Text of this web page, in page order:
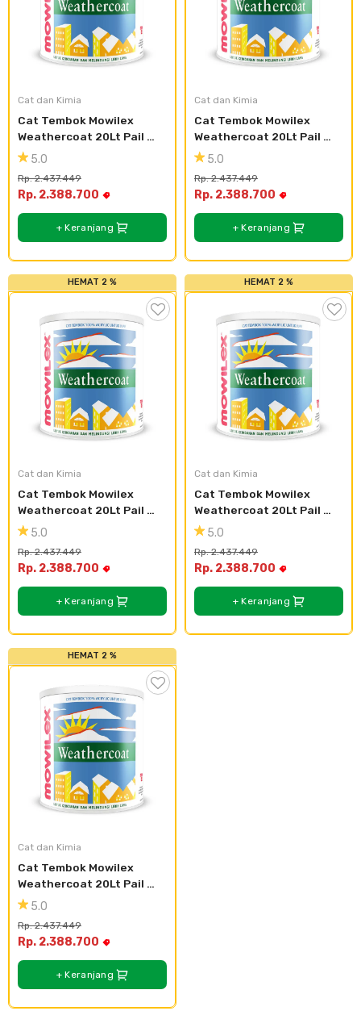
Cat dan Kimia
Cat Tembok Mowilex
Weathercoat 20Lt Pail
Plastik - Buttercup
5.0
Rp. 2.437.449
Rp. 2.388.700
+ Keranjang
Cat dan Kimia
Cat Tembok Mowilex
Weathercoat 20Lt Pail
Plastik - Kuta
5.0
Rp. 2.437.449
Rp. 2.388.700
+ Keranjang
HEMAT 2 %
Cat dan Kimia
Cat Tembok Mowilex
Weathercoat 20Lt Pail
Plastik - Morning Dew
5.0
Rp. 2.437.449
Rp. 2.388.700
+ Keranjang
HEMAT 2 %
Cat dan Kimia
Cat Tembok Mowilex
Weathercoat 20Lt Pail
Plastik - Mega
5.0
Rp. 2.437.449
Rp. 2.388.700
+ Keranjang
HEMAT 2 %
Cat dan Kimia
Cat Tembok Mowilex
Weathercoat 20Lt Pail
Plastik - Lotus
5.0
Rp. 2.437.449
Rp. 2.388.700
+ Keranjang